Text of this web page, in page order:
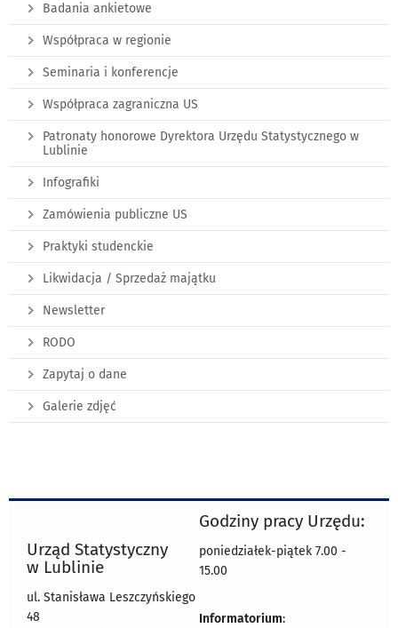
Badania ankietowe
Współpraca w regionie
Seminaria i konferencje
Współpraca zagraniczna US
Patronaty honorowe Dyrektora Urzędu Statystycznego w
Lublinie
Infografiki
Zamówienia publiczne US
Praktyki studenckie
Likwidacja / Sprzedaż majątku
Newsletter
RODO
Zapytaj o dane
Galerie zdjęć
Urząd Statystyczny
w Lublinie
ul. Stanisława Leszczyńskiego
48
Godziny pracy Urzędu:
poniedziałek-piątek 7.00 -
15.00
Informatorium: